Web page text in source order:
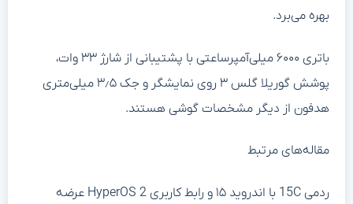
بهره می‌برد.
باتری ۶۰۰۰ میلی‌آمپرساعتی با پشتیبانی از شارژ ۳۳ وات،
پوشش گوریلا گلس ۳ روی نمایشگر و جک ۳٫۵ میلی‌متری
هدفون از دیگر مشخصات گوشی هستند.
مقاله‌های مرتبط
ردمی 15C با اندروید ۱۵ و رابط کاربری HyperOS 2 عرضه